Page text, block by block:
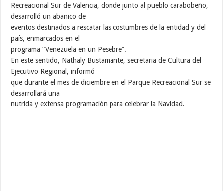
Recreacional Sur de Valencia, donde junto al pueblo carabobeño,
desarrolló un abanico de
eventos destinados a rescatar las costumbres de la entidad y del
país, enmarcados en el
programa “Venezuela en un Pesebre”.
En este sentido, Nathaly Bustamante, secretaria de Cultura del
Ejecutivo Regional, informó
que durante el mes de diciembre en el Parque Recreacional Sur se
desarrollará una
nutrida y extensa programación para celebrar la Navidad.